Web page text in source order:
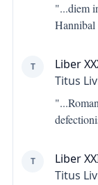
"...diem
Hannibal
T
Liber
Titus
"...
T
Liber
Titus